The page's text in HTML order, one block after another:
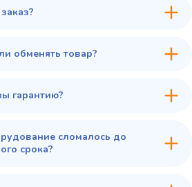
обменять товар?
гарантию?
сломалось до
срока?